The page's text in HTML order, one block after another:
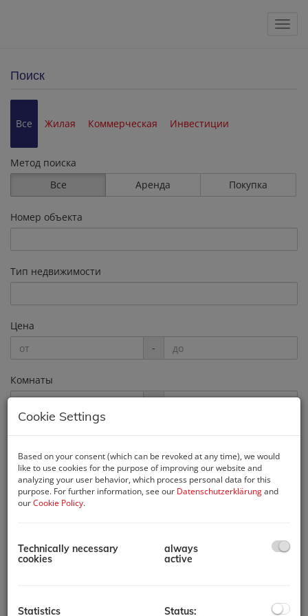
Поиск
Все Жилая Коммерческая Инвестиции
Метод поиска
Все
Аренда Покупка
Номер объекта
Тип недвижимости
Цена
-
Комнаты
-
Почтовый индекс
Weitere Suchoptionen
Cookie Settings
Based on your consent (which can be revoked at any time), we would
like to use cookies for the purpose of improving our website and
analyzing your user behavior, which process personal data for this
purpose. For further information, see our Datenschutzerklärungand
ourCookie Policy.
Technically necessary
cookies
always
active
Statistics
Status: